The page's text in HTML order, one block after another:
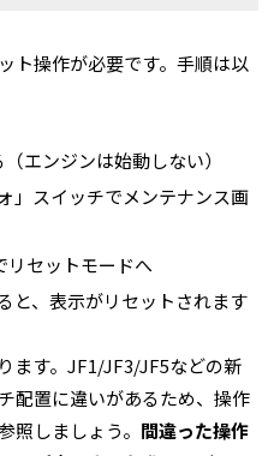
ト操作が必要です。手順は以
エンジンは始動しない）
」スイッチでメンテナンス画
リセットモードへ
と、表示がリセットされます
ます。JF1/JF3/JF5などの新
配置に違いがあるため、操作
照しましょう。 間違った操作